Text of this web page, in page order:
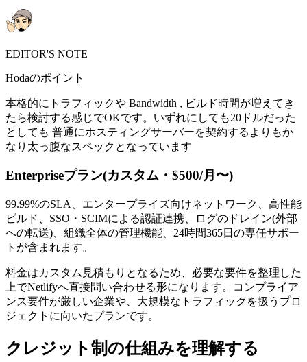
EDITOR'S NOTE
Hodaのポイント
本格的にトラフィックや Bandwidth , ビルド時間が増えてき
たら検討する感じでOKです。いずれにしても20ドルだった
としても 普通にホスティングサーバーを契約するよりもか
なり太っ腹なスペックとなっています
Enterpriseプラン(カスタム・$500/月〜)
99.99%のSLA、エンタープライズ向けネットワーク、高性能
ビルド、SSO・SCIMによる認証連携、ログのドレイン(外部
への転送)、組織全体の管理機能、24時間365日の専任サポー
トが含まれます。
料金はカスタム見積もりとなるため、必要な要件を整理した
上でNetlifyへ直接問い合わせる形になります。コンプライア
ンス要件が厳しい企業や、大規模なトラフィックを扱うプロ
ジェクトに向いたプランです。
クレジット制の仕組みを理解する